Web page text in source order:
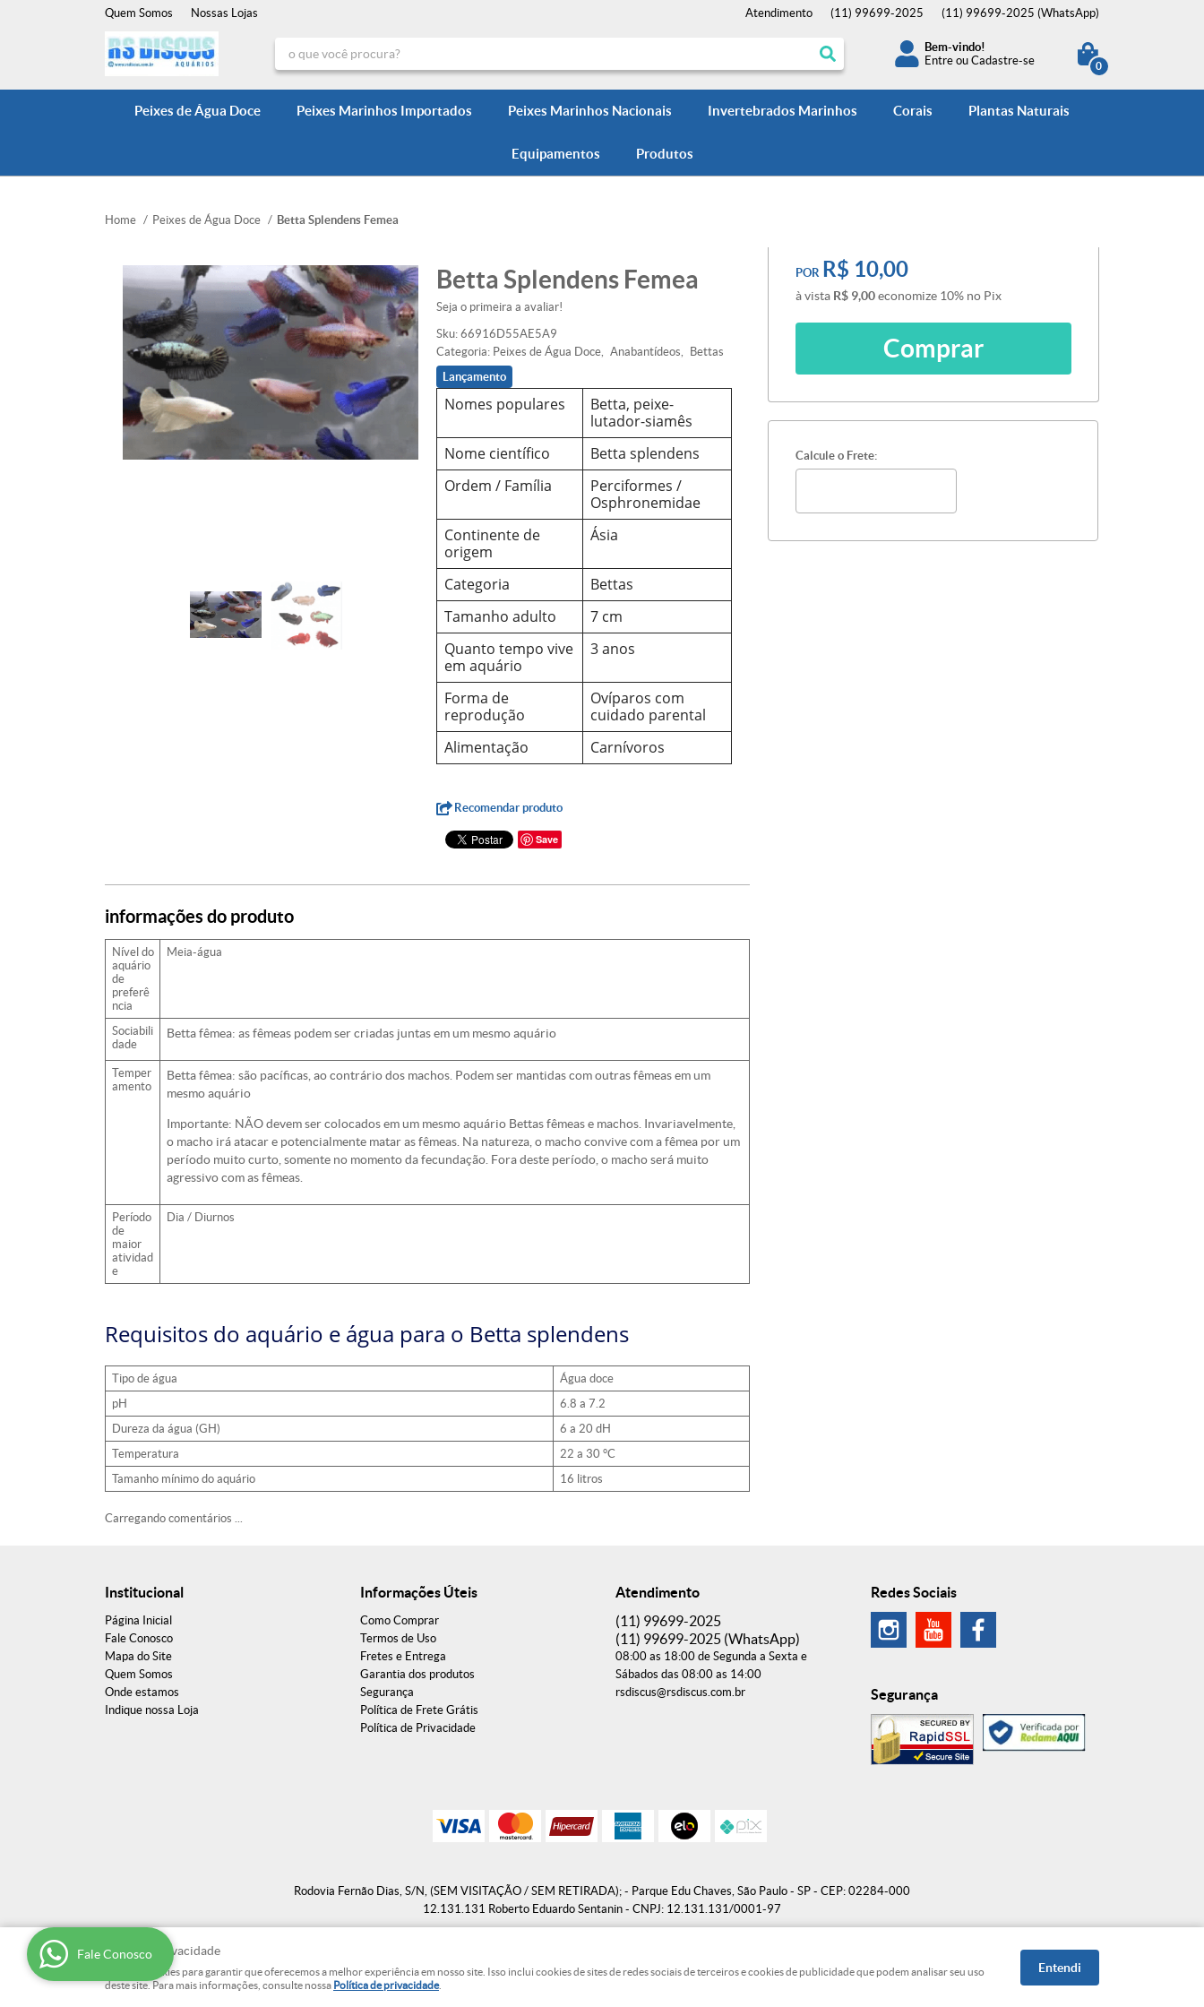
Quem Somos Nossas Lojas Atendimento (11) 99699-2025 (11) 99699-2025 (WhatsApp)
Bem-vindo!
Entre ouCadastre-se 0
Peixes de Água Doce Peixes Marinhos Importados Peixes Marinhos Nacionais Invertebrados Marinhos Corais Plantas Naturais
Equipamentos Produtos
Home Peixes de Água Doce Betta Splendens Femea
Betta Splendens Femea
Seja o primeira a avaliar!
Sku: 66916D55AE5A9
Categoria: Peixes de Água Doce Anabantídeos
Bettas
Lançamento
Nomes populares
Betta, peixe-
lutador-siamês
Nome científico
Betta splendens
Ordem / Família
Perciformes /
Osphronemidae
Continente de
origem
Ásia
Categoria
Bettas
Tamanho adulto
7 cm
Quanto tempo vive
em aquário
3 anos
Forma de
reprodução
Ovíparos com
cuidado parental
Alimentação
Carnívoros
Recomendar produto
Save
POR R$ 10,00
à vista R$ 9,00economize 10% no Pix
Comprar
Calcule o Frete:
informações do produto
Nível do
aquário
de
preferê
ncia
Meia-água
Sociabili
dade
Betta fêmea: as fêmeas podem ser criadas juntas em um mesmo aquário
Temper
amento
Betta fêmea: são pacíficas, ao contrário dos machos. Podem ser mantidas com outras fêmeas em um
mesmo aquário
Importante: NÃO devem ser colocados em um mesmo aquário Bettas fêmeas e machos. Invariavelmente,
o macho irá atacar e potencialmente matar as fêmeas. Na natureza, o macho convive com a fêmea por um
período muito curto, somente no momento da fecundação. Fora deste período, o macho será muito
agressivo com as fêmeas.
Período
de
maior
atividad
e
Dia / Diurnos
Requisitos do aquário e água para o Betta splendens
Tipo de água
Água doce
pH
6.8 a 7.2
Dureza da água (GH)
6 a 20 dH
Temperatura
22 a 30 °C
Tamanho mínimo do aquário
16 litros
Carregando comentários ...
Institucional
Página Inicial
Fale Conosco
Mapa do Site
Quem Somos
Onde estamos
Indique nossa Loja
Informações Úteis
Como Comprar
Termos de Uso
Fretes e Entrega
Garantia dos produtos
Segurança
Política de Frete Grátis
Política de Privacidade
Atendimento
(11) 99699-2025
(11) 99699-2025 (WhatsApp)
08:00 as 18:00 de Segunda a Sexta e
Sábados das 08:00 as 14:00
rsdiscus@rsdiscus.com.br
Redes Sociais
Segurança
Rodovia Fernão Dias, S/N, (SEM VISITAÇÃO / SEM RETIRADA); - Parque Edu Chaves, São Paulo - SP - CEP: 02284-000
12.131.131 Roberto Eduardo Sentanin - CNPJ: 12.131.131/0001-97
Para sua privacidade
Usamos cookies para garantir que oferecemos a melhor experiência em nosso site. Isso inclui cookies de sites de redes sociais de terceiros e cookies de publicidade que podem analisar seu uso
deste site. Para mais informações, consulte nossa Política de privacidade.
Entendi
Fale Conosco